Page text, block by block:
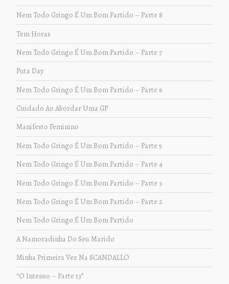
Nem Todo Gringo É Um Bom Partido – Parte 8
Tem Horas
Nem Todo Gringo É Um Bom Partido – Parte 7
Puta Day
Nem Todo Gringo É Um Bom Partido – Parte 6
Cuidado Ao Abordar Uma GP
Manifesto Feminino
Nem Todo Gringo É Um Bom Partido – Parte 5
Nem Todo Gringo É Um Bom Partido – Parte 4
Nem Todo Gringo É Um Bom Partido – Parte 3
Nem Todo Gringo É Um Bom Partido – Parte 2
Nem Todo Gringo É Um Bom Partido
A Namoradinha Do Seu Marido
Minha Primeira Vez Na SCANDALLO
“O Intenso – Parte 13”